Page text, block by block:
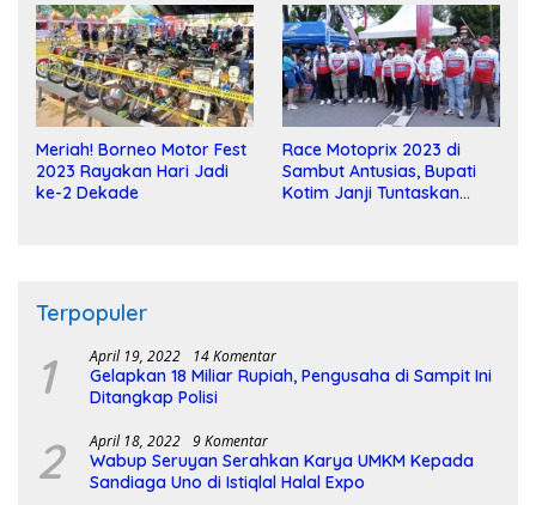
Meriah! Borneo Motor Fest
2023 Rayakan Hari Jadi
ke-2 Dekade
Race Motoprix 2023 di
Sambut Antusias, Bupati
Kotim Janji Tuntaskan
Terpopuler
1 April 19, 2022 14 Komentar
Gelapkan 18 Miliar Rupiah, Pengusaha di Sampit Ini
Ditangkap Polisi
2 April 18, 2022 9 Komentar
Wabup Seruyan Serahkan Karya UMKM Kepada
Sandiaga Uno di Istiqlal Halal Expo